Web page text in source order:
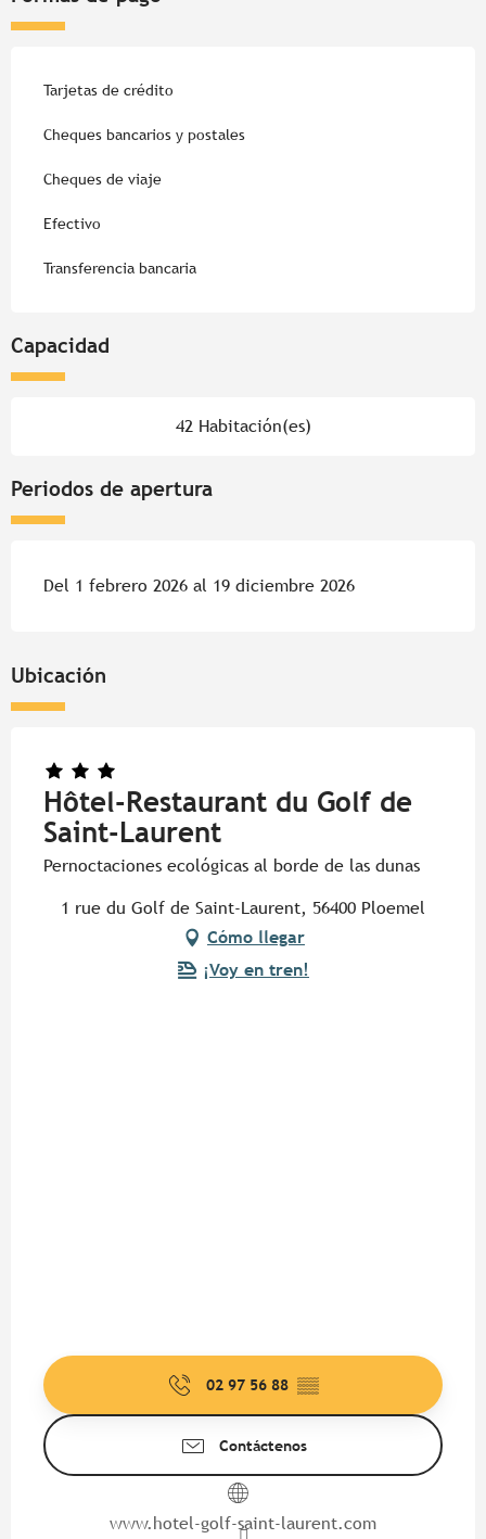
Tarjetas de crédito
Cheques bancarios y postales
Cheques de viaje
Efectivo
Transferencia bancaria
Capacidad
42 Habitación(es)
Periodos de apertura
Del 1 febrero 2026 al 19 diciembre 2026
Ubicación
Hôtel-Restaurant du Golf de
Saint-Laurent
Pernoctaciones ecológicas al borde de las dunas
1 rue du Golf de Saint-Laurent, 56400 Ploemel
Cómo llegar
¡Voy en tren!
02 97 56 88 ▒▒
Contáctenos
www.hotel-golf-saint-laurent.com